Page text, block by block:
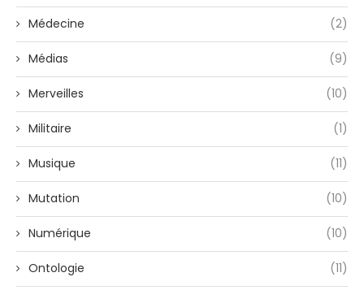
Médecine (2)
Médias (9)
Merveilles (10)
Militaire (1)
Musique (11)
Mutation (10)
Numérique (10)
Ontologie (11)